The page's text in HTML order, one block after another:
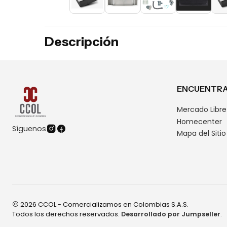
Descripción
Síguenos
Mercado Libre
Homecenter
Mapa del Sitio
2026 CCOL - Comercializamos en Colombias S.A.S.
Todos los derechos reservados. Desarrollado por Jumpseller.